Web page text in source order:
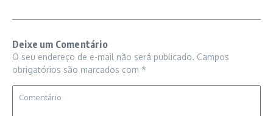
Deixe um Comentário
O seu endereço de e-mail não será publicado. Campos
obrigatórios são marcados com *